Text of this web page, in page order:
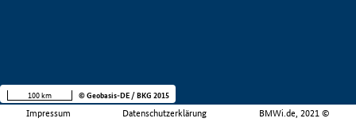
Impressum Datenschutzerklärung BMWi.de, 2021 ©
100 km © Geobasis-DE / BKG 2015